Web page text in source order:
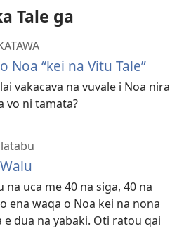
Tale ga
Noa “kei na Vitu Tale”
vakacava na vuvale i Noa nira
vo ni tamata?
na uca me 40 na siga, 40 na
ena waqa o Noa kei na nona
e dua na yabaki. Oti ratou qai